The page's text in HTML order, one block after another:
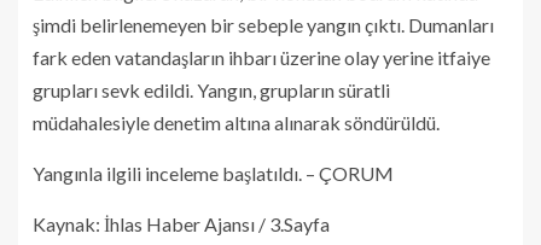
şimdi belirlenemeyen bir sebeple yangın çıktı. Dumanları
fark eden vatandaşların ihbarı üzerine olay yerine itfaiye
grupları sevk edildi. Yangın, grupların süratli
müdahalesiyle denetim altına alınarak söndürüldü.
Yangınla ilgili inceleme başlatıldı. – ÇORUM
Kaynak: İhlas Haber Ajansı / 3.Sayfa